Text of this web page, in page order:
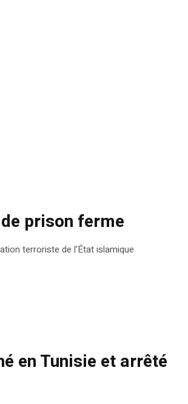
prison ferme
terroriste de l’État islamique
en Tunisie et arrêté